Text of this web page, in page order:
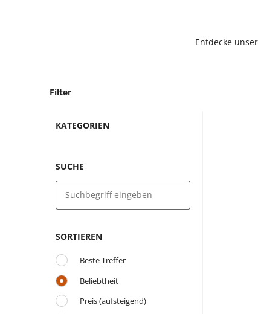
Entdecke
Filter
KATEGORIEN
SUCHE
SORTIEREN
Beste Treffer
Beliebtheit
Preis (aufsteigend)